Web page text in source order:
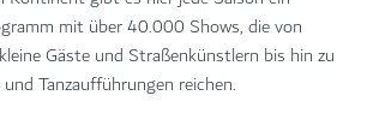
mit über 40.000 Shows, die von
Gäste und Straßenkünstlern bis hin zu
Tanzaufführungen reichen.